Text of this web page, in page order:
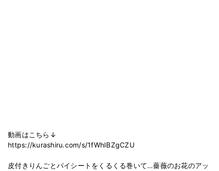
動画はこちら↓
https://kurashiru.com/s/1fWhIBZgCZU
皮付きりんごとパイシートをくるくる巻いて…薔薇のお花のアッ